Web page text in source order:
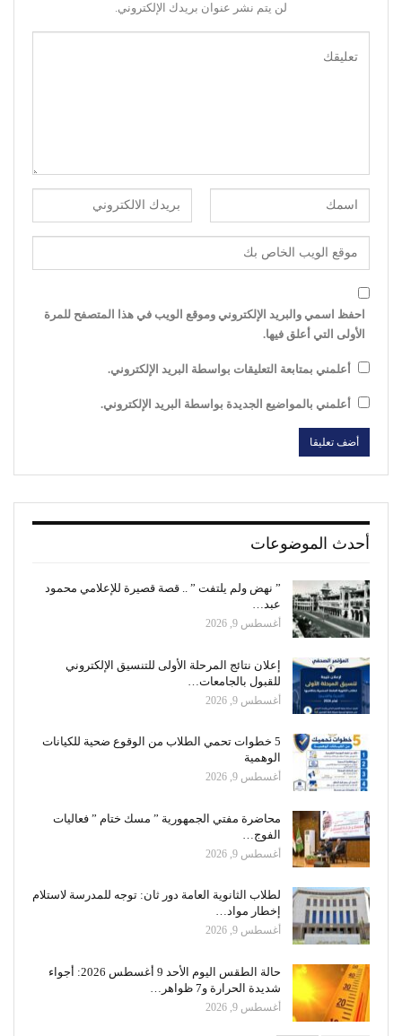
لن يتم نشر عنوان بريدك الإلكتروني.
احفظ اسمي والبريد الإلكتروني وموقع الويب في هذا المتصفح للمرة
الأولى التي أعلق فيها.
أعلمني بمتابعة التعليقات بواسطة البريد الإلكتروني.
أعلمني بالمواضيع الجديدة بواسطة البريد الإلكتروني.
أحدث الموضوعات
” نهض ولم يلتفت ” .. قصة قصيرة للإعلامي محمود
عبد…
أغسطس 9, 2026
إعلان نتائج المرحلة الأولى للتنسيق الإلكتروني
للقبول بالجامعات…
أغسطس 9, 2026
5 خطوات تحمي الطلاب من الوقوع ضحية للكيانات
الوهمية
أغسطس 9, 2026
محاضرة مفتي الجمهورية ” مسك ختام ” فعاليات
الفوج…
أغسطس 9, 2026
لطلاب الثانوية العامة دور ثان: توجه للمدرسة لاستلام
إخطار مواد…
أغسطس 9, 2026
حالة الطقس اليوم الأحد 9 أغسطس 2026: أجواء
شديدة الحرارة و7 ظواهر…
أغسطس 9, 2026